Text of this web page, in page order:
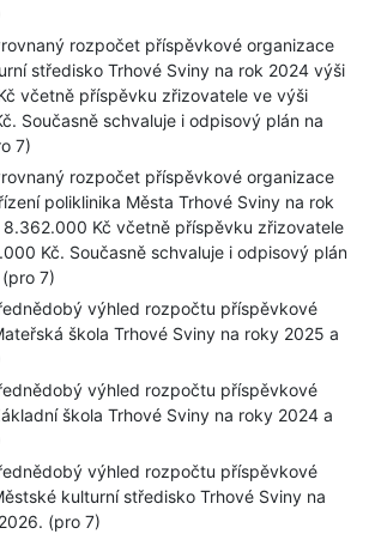
rozpočet příspěvkové organizace
středisko Trhové Sviny na rok 2024 výši
včetně příspěvku zřizovatele ve výši
Současně schvaluje i odpisový plán na
7)
rozpočet příspěvkové organizace
poliklinika Města Trhové Sviny na rok
Kč včetně příspěvku zřizovatele
Kč. Současně schvaluje i odpisový plán
7)
výhled rozpočtu příspěvkové
škola Trhové Sviny na roky 2025 a
výhled rozpočtu příspěvkové
škola Trhové Sviny na roky 2024 a
výhled rozpočtu příspěvkové
kulturní středisko Trhové Sviny na
(pro 7)